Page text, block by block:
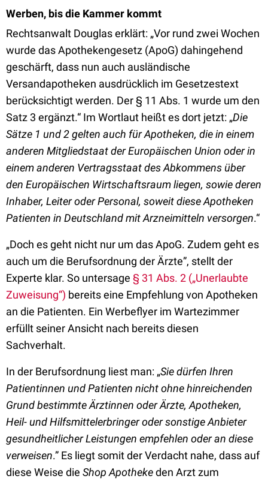
Werben, bis die Kammer kommt
Rechtsanwalt Douglas erklärt: „Vor rund zwei Wochen
wurde das Apothekengesetz (ApoG) dahingehend
geschärft, dass nun auch ausländische
Versandapotheken ausdrücklich im Gesetzestext
berücksichtigt werden. Der § 11 Abs. 1 wurde um den
Satz 3 ergänzt.“ Im Wortlaut heißt es dort jetzt: „Die
Sätze 1 und 2 gelten auch für Apotheken, die in einem
anderen Mitgliedstaat der Europäischen Union oder in
einem anderen Vertragsstaat des Abkommens über
den Europäischen Wirtschaftsraum liegen, sowie deren
Inhaber, Leiter oder Personal, soweit diese Apotheken
Patienten in Deutschland mit Arzneimitteln versorgen.“
„Doch es geht nicht nur um das ApoG. Zudem geht es
auch um die Berufsordnung der Ärzte”, stellt der
Experte klar. So untersage § 31 Abs. 2 („Unerlaubte
Zuweisung“) bereits eine Empfehlung von Apotheken
an die Patienten. Ein Werbeflyer im Wartezimmer
erfüllt seiner Ansicht nach bereits diesen
Sachverhalt.
In der Berufsordnung liest man: „Sie dürfen Ihren
Patientinnen und Patienten nicht ohne hinreichenden
Grund bestimmte Ärztinnen oder Ärzte, Apotheken,
Heil- und Hilfsmittelerbringer oder sonstige Anbieter
gesundheitlicher Leistungen empfehlen oder an diese
verweisen.” Es liegt somit der Verdacht nahe, dass auf
diese Weise die Shop Apothekeden Arzt zum